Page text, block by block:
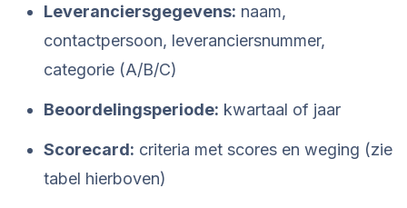
Leveranciersgegevens: naam,
contactpersoon, leveranciersnummer,
categorie (A/B/C)
Beoordelingsperiode: kwartaal of jaar
Scorecard: criteria met scores en weging (zie
tabel hierboven)